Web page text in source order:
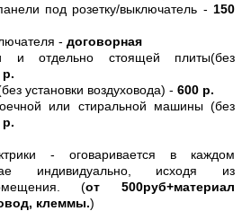
под розетку/выключатель - 150
- договорная
и отдельно стоящей плиты(без
р.
установки воздуховода) - 600 р.
или стиральной машины (без
р.
- оговаривается в каждом
индивидуально, исходя из
(от 500руб+материал
клеммы.)